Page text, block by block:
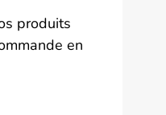
produits
en